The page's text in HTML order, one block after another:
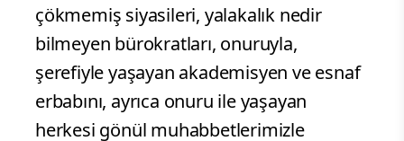
çökmemiş siyasileri, yalakalık nedir
bilmeyen bürokratları, onuruyla,
şerefiyle yaşayan akademisyen ve esnaf
erbabını, ayrıca onuru ile yaşayan
herkesi gönül muhabbetlerimizle